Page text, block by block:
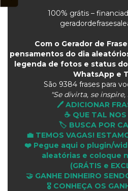
100% grátis –
Com o Gerador de
pensamentos do dia
legenda de fotos e status
WhatsApp e
São 9384 frases para
"Se divirta, se
🖊️ ADICIONAR
☕ QUE TAL
🏷️ BUSCA POR
💼 TEMOS VAGAS!
❤️ Pegue aqui o plugin/
aleatórias e coloque
(GRÁTIS e
🤝 GANHE DINHEIRO
🎖 CONHEÇA OS